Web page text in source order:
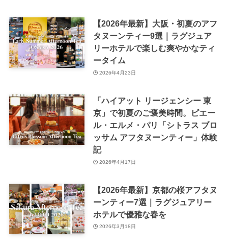
【2026年最新】大阪・初夏のアフ
タヌーンティー9選｜ラグジュア
リーホテルで楽しむ爽やかなティ
ータイム
2026年4月23日
「ハイアット リージェンシー 東
京」で初夏のご褒美時間。ピエー
ル・エルメ・パリ「シトラス ブロ
ッサム アフタヌーンティー」体験
記
2026年4月17日
【2026年最新】京都の桜アフタヌ
ーンティー7選｜ラグジュアリー
ホテルで優雅な春を
2026年3月18日